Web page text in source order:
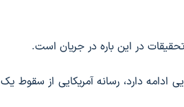
ادامه دارد، رسانه آمریکایی از سقوط یک